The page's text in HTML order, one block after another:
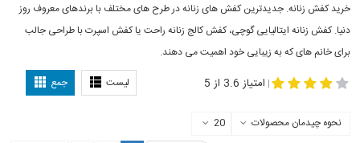
خرید کفش زنانه. جدیدترین کفش های زنانه در طرح های مختلف با برندهای معروف روز
دنیا. کفش زنانه ایتالیایی گوچی، کفش کالج زنانه راحت یا کفش اسپرت با طراحی جالب
برای خانم های که به زیبایی خود اهمیت می دهند.
لیست جمع | امتیاز 3.6 از 5
نحوه چیدمان محصولات
20